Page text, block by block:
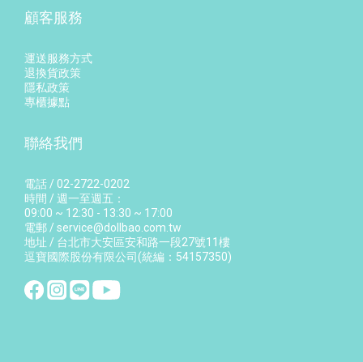
顧客服務
運送服務方式
退換貨政策
隱私政策
專櫃據點
聯絡我們
電話 / 02-2722-0202
時間 / 週一至週五：
09:00 ~ 12:30 - 13:30 ~ 17:00
電郵 / service@dollbao.com.tw
地址 / 台北市大安區安和路一段27號11樓
逗寶國際股份有限公司(統編：54157350)